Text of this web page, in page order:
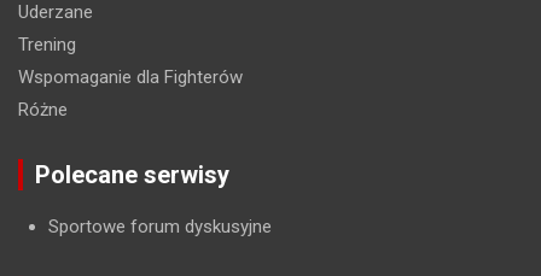
Uderzane
Trening
Wspomaganie dla Fighterów
Różne
Polecane serwisy
Sportowe forum dyskusyjne